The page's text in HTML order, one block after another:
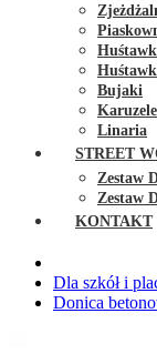
Bujaki
Karuzele
Linaria
STREET
Zestaw
Zestaw
KONTAKT
Dla szkół i
Donica